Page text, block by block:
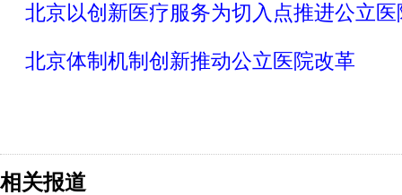
北京以创新医疗服务为切入点推进公立
北京体制机制创新推动公立医院改革
相关报道